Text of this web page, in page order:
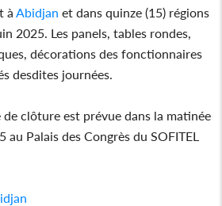
àAbidjan et dans quinze (15) régions
2025. Les panels, tables rondes,
décorations des fonctionnaires
desdites journées.
clôture est prévue dans la matinée
Palais des Congrès du SOFITEL